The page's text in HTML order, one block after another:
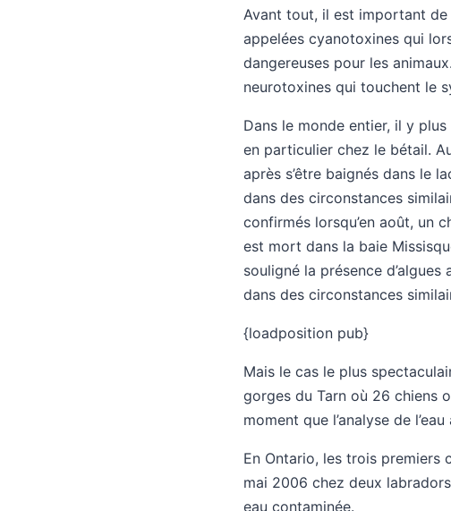
Avant tout, il est important
appelées cyanotoxines qui
dangereuses pour les
neurotoxines qui touchent le
Dans le monde entier, il y
en particulier chez le bétail.
après s’être baignés dans le
dans des circonstances
confirmés lorsqu’en août, un
est mort dans la baie
souligné la présence
dans des circonstances
{loadposition pub}
Mais le cas le plus
gorges du Tarn où 26 chiens
moment que l’analyse de
En Ontario, les trois premiers
mai 2006 chez deux
eau contaminée.